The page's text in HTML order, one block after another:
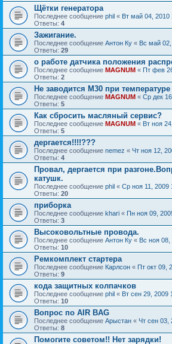
Щётки генератора
Последнее сообщение phil « Вт май 04, 2010
Ответы: 4
Зажигание.
Последнее сообщение Антон Ку « Вс май
Ответы: 29
о работе датчика положения
Последнее сообщение MAGNUM « Пт фев
Ответы: 2
Не заводится М30 при
Последнее сообщение MAGNUM « Ср дек
Ответы: 5
Как сбросить масляный сервис?
Последнее сообщение MAGNUM « Вт ноя
Ответы: 5
дергается!!!!???
Последнее сообщение nemez « Чт ноя 12,
Ответы: 4
Провал, дергается при
катушк.
Последнее сообщение phil « Ср ноя 11, 2009
Ответы: 20
приборка
Последнее сообщение khari « Пн ноя 09,
Ответы: 3
Высоковольтные провода.
Последнее сообщение Антон Ку « Вс ноя 08,
Ответы: 10
Ремкомплект стартера
Последнее сообщение Карлсон « Пт окт 09,
Ответы: 9
кода защитных колпачков
Последнее сообщение phil « Вт сен 29, 2009
Ответы: 10
Вопрос по AIR BAG
Последнее сообщение Арыстан « Чт сен 03,
Ответы: 8
Помогите советом!! Нет зарядки!